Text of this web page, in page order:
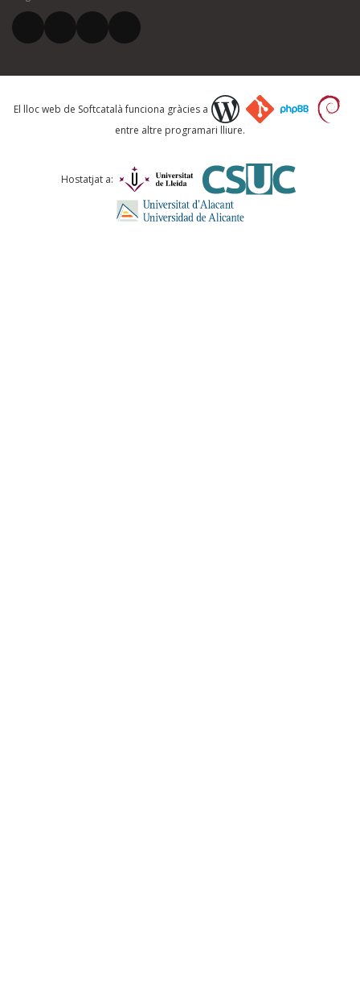
El vostre correu electrònic *
Què proposeu?
Comentari *
El lloc web de Softcatalà funciona gràcies a
entre altre programari lliure.
Hostatjat a: